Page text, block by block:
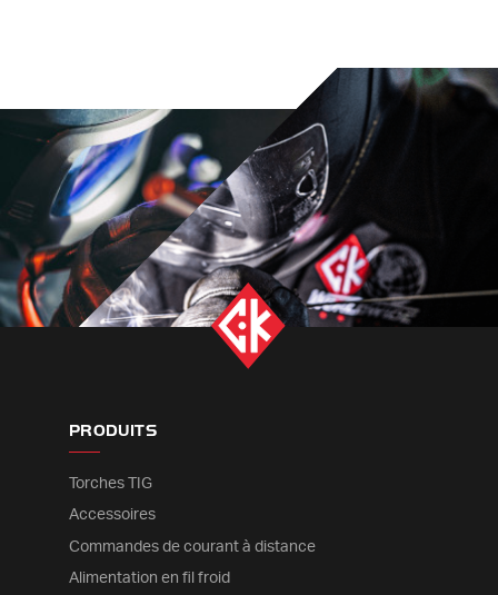
PRODUITS
Torches TIG
Accessoires
Commandes de courant à distance
Alimentation en fil froid